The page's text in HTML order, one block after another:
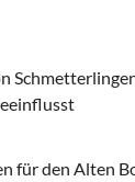
für den Alten